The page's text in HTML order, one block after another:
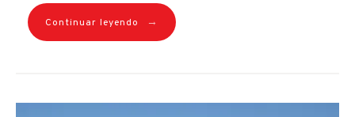
Continuar leyendo →